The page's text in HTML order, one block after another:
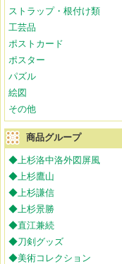
ストラップ・根付け類
工芸品
ポストカード
ポスター
パズル
絵図
その他
商品グループ
◆上杉洛中洛外図屏風
◆上杉鷹山
◆上杉謙信
◆上杉景勝
◆直江兼続
◆刀剣グッズ
◆美術コレクション